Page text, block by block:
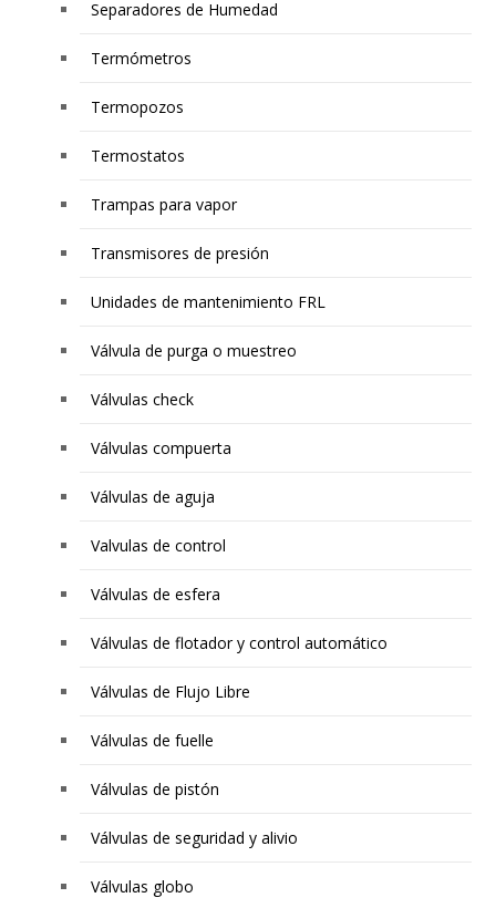
Separadores de Humedad
Termómetros
Termopozos
Termostatos
Trampas para vapor
Transmisores de presión
Unidades de mantenimiento FRL
Válvula de purga o muestreo
Válvulas check
Válvulas compuerta
Válvulas de aguja
Valvulas de control
Válvulas de esfera
Válvulas de flotador y control automático
Válvulas de Flujo Libre
Válvulas de fuelle
Válvulas de pistón
Válvulas de seguridad y alivio
Válvulas globo